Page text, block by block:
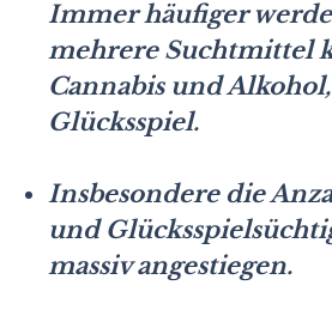
Immer häufiger
mehrere Suchtmittel
Cannabis und
Glücksspiel.
Insbesondere die
und
massiv angestiegen.